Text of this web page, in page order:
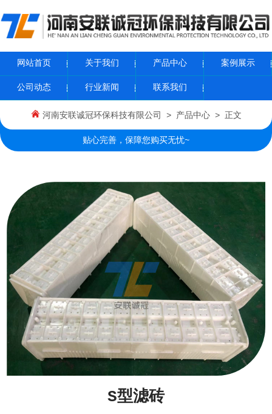
网站首页 关于我们 产品中心 案例展示
公司动态 行业新闻 联系我们
河南安联诚冠环保科技有限公司 > 产品中心> 正文
贴心完善，保障您购买无忧~
S型滤砖